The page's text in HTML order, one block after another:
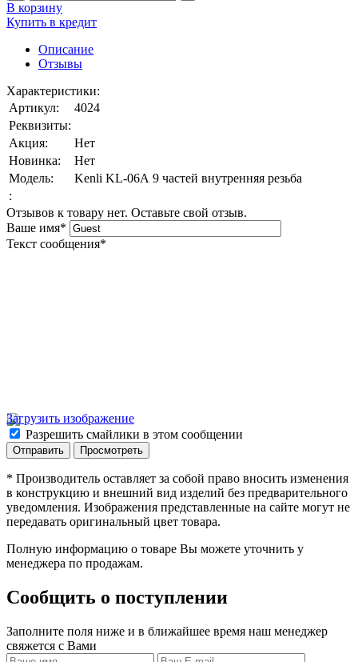
В корзину
Купить в кредит
Описание
Отзывы
Характеристики:
Артикул:
4024
Реквизиты:
Акция:
Нет
Новинка:
Нет
Модель:
Kenli KL-06А 9 частей внутренняя резьба
:
Отзывов к товару нет. Оставьте свой отзыв.
Ваше имя*
Текст сообщения*
Загрузить изображение
Разрешить смайлики в этом сообщении
* Производитель оставляет за собой право вносить изменения
в конструкцию и внешний вид изделий без предварительного
уведомления. Изображения представленные на сайте могут не
передавать оригинальный цвет товара.
Полную информацию о товаре Вы можете уточнить у
менеджера по продажам.
Сообщить о поступлении
Заполните поля ниже и в ближайшее время наш менеджер
свяжется с Вами